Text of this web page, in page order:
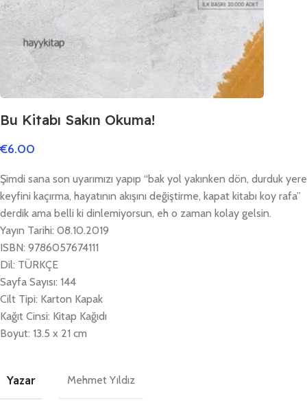
Bu Kitabı Sakın Okuma!
€6.00
Şimdi sana son uyarımızı yapıp “bak yol yakınken dön, durduk yere
keyfini kaçırma, hayatının akışını değiştirme, kapat kitabı koy rafa”
derdik ama belli ki dinlemiyorsun, eh o zaman kolay gelsin.
Yayın Tarihi: 08.10.2019
ISBN: 9786057674111
Dil: TÜRKÇE
Sayfa Sayısı: 144
Cilt Tipi: Karton Kapak
Kağıt Cinsi: Kitap Kağıdı
Boyut: 13.5 x 21 cm
Yazar Mehmet Yıldız